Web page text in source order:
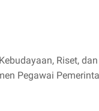
Riset,
Pegawai